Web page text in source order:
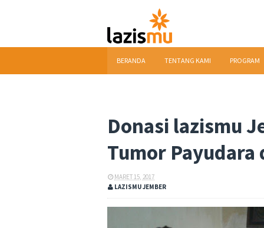
BERANDA TENTANG KAMI PROGRAM
Donasi lazismu
Tumor Payudara
MARET 15, 2017
LAZISMU JEMBER